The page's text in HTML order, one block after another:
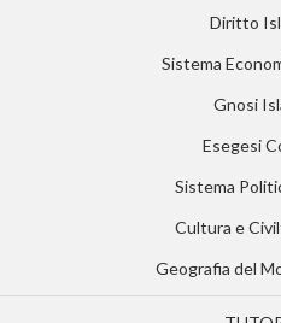
Diritto
Sistema
Gnosi
Esegesi
Sistema
Cultura e
Geografia del